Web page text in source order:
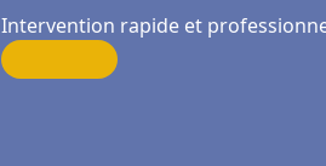
Intervention rapide et